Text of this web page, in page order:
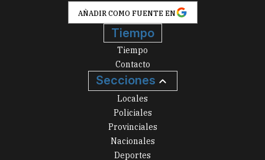
AÑADIR COMO FUENTE EN
Tiempo
Tiempo
Contacto
Secciones
Locales
Policiales
Provinciales
Nacionales
Deportes